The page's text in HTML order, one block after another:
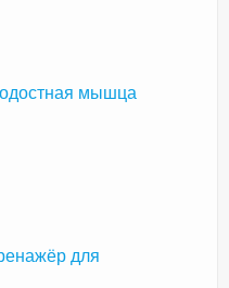
мышца
для